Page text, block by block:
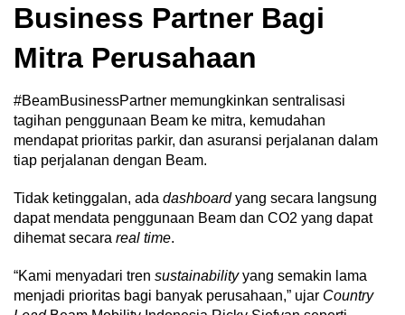
Business Partner Bagi
Mitra Perusahaan
#BeamBusinessPartner memungkinkan sentralisasi
tagihan penggunaan Beam ke mitra, kemudahan
mendapat prioritas parkir, dan asuransi perjalanan dalam
tiap perjalanan dengan Beam.
Tidak ketinggalan, ada dashboardyang secara langsung
dapat mendata penggunaan Beam dan CO2 yang dapat
dihemat secara real time.
“Kami menyadari tren sustainabilityyang semakin lama
menjadi prioritas bagi banyak perusahaan,” ujar Country